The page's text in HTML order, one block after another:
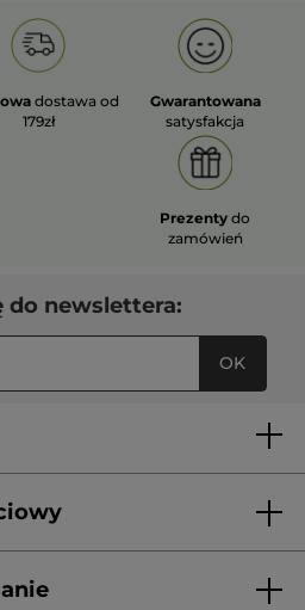
dostawa od
179zł
Gwarantowana
satysfakcja
Prezenty do
zamówień
do newslettera:
OK